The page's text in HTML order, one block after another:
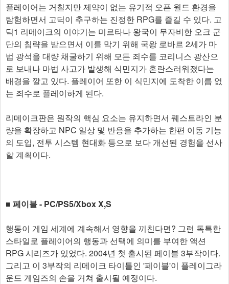
플레이어는 거칠지만 제약이 없는 유기적 오픈 월드 환경을
탐험하면서 고딕이 추구하는 진정한 RPG를 즐길 수 있다. 고
딕1 리메이크의 이야기는 미르타나 왕국이 무자비한 오크 군
단의 침략을 받으면서 이를 막기 위해 국왕 로바르 2세가 마
법 광석을 대량 채굴하기 위해 모든 죄수를 코리니스 광산으
로 보내나 마법 사고가 발생해 식민지가 혼란스러워졌다는
배경을 깔고 있다. 플레이어 또한 이 식민지에 도착한 이름 없
는 죄수로 플레이하게 된다.
리메이크판은 원작의 핵심 요소는 유지하면서 퀘스트라인 분
량을 확장하고 NPC 일상 및 반응을 추가하는 한편 이동 기능
의 도입, 전투 시스템 현대화 등으로 보다 개선된 경험을 선사
할 계획이다.
■ 페이블 - PC/PS5/Xbox X,S
행동이 게임 세계에 계속해서 영향을 끼친다면? 그런 독특한
스타일로 플레이어의 행동과 선택에 의미를 부여한 액션
RPG 시리즈가 있었다. 2004년 첫 출시된 페이블 3부작이다.
그리고 이 3부작의 리메이크 타이틀인 '페이블'이 플레이그라
운드 게임즈의 손을 거쳐 출시될 예정이다.